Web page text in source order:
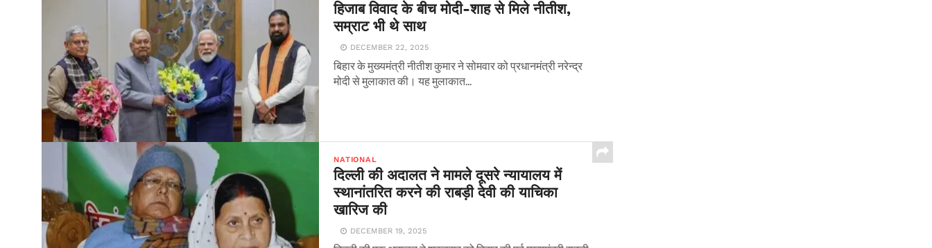
हिजाब विवाद के बीच मोदी-शाह से मिले नीतीश,
सम्राट भी थे साथ
DECEMBER 22, 2025
बिहार के मुख्यमंत्री नीतीश कुमार ने सोमवार को प्रधानमंत्री नरेन्द्र
मोदी से मुलाकात की। यह मुलाकात...
NATIONAL
दिल्ली की अदालत ने मामले दूसरे न्यायालय में
स्थानांतरित करने की राबड़ी देवी की याचिका
खारिज की
DECEMBER 19, 2025